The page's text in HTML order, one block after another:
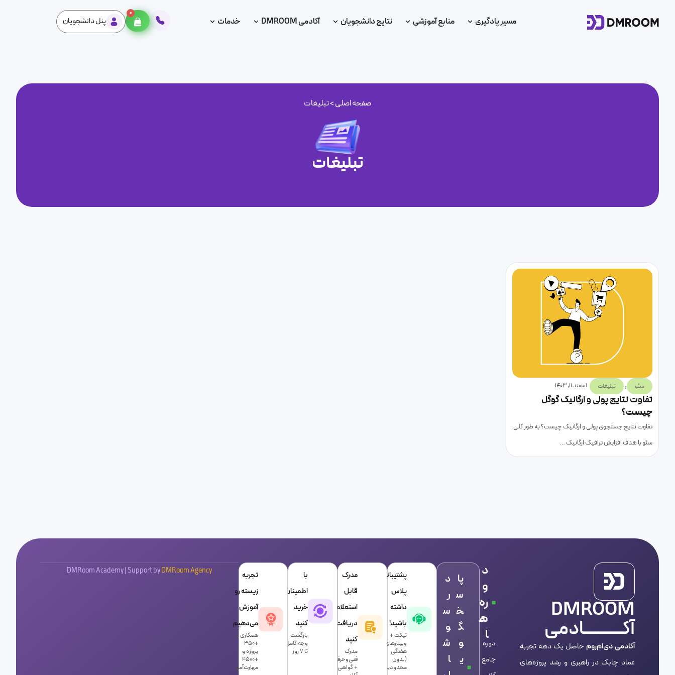
مسیر یادگیری منابع آموزشی نتایج دانشجویان آکادمی DMROOM خدمات
0
پنل دانشجویان
صفحه اصلی>تبلیغات
تبلیغات
سئو , تبلیغات اسفند 11, 1403
تفاوت نتایج پولی و ارگانیک گوگل
چیست؟
تفاوت نتایج جستجوی پولی و ارگانیک چیست؟ به طور کلی
سئو با هدف افزایش ترافیک ارگانیک …
DMROOM
آکـــــــــــادمی
آکادمی دی‌ام‌روم حاصل یک دهه تجربه
عماد چابک در راهبری و رشد پروژه‌های
د
و
ره
ه
ا
دوره
جامع
پا
س
خ
گ
و
ی
د
ر
س
و
ش
ا
پشتیبانی
پلاس
داشته
باشید!
تیکت +
وبینارهای
هفتگی
(بدون
محدودیت)
مدرک
قابل
استعلام
دریافت
کنید
مدرک
فنی‌و‌حرفه‌ای
+ گواهی
با
اطمینان
خرید
کنید
بازگشت
وجه کامل
تا ۷ روز
تجربه
زیسته رو
آموزش
می‌دهیم
همکاری با
+۳۵۰
پروژه و
+۴۵۰۰
مهارت‌آموز
DMRoom Academy | Support byDMRoom Agency